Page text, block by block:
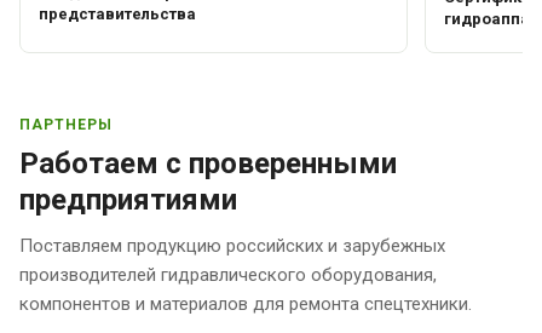
представительства
ПАРТНЕРЫ
Работаем с проверенными
предприятиями
Поставляем продукцию российских и зарубежных
производителей гидравлического оборудования,
компонентов и материалов для ремонта спецтехники.